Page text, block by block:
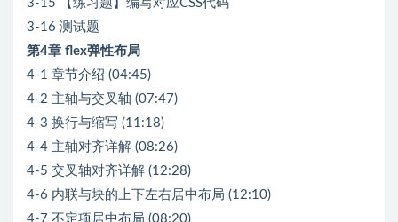
3-15 【练习题】编写对应CSS代码
3-16 测试题
第4章 flex弹性布局
4-1 章节介绍 (04:45)
4-2 主轴与交叉轴 (07:47)
4-3 换行与缩写 (11:18)
4-4 主轴对齐详解 (08:26)
4-5 交叉轴对齐详解 (12:28)
4-6 内联与块的上下左右居中布局 (12:10)
4-7 不定项居中布局 (08:20)